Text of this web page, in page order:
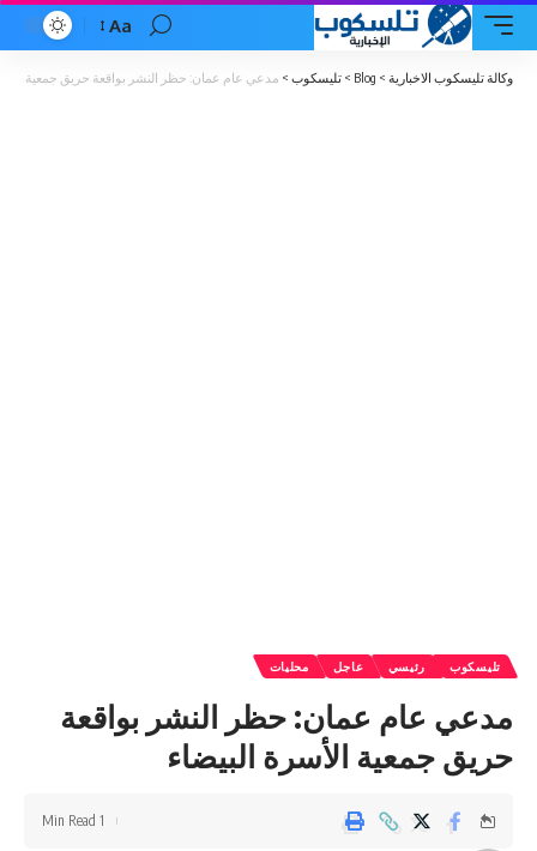
Font
Resizer
Aa
وكالة تليسكوب الاخبارية >
Blog
> تليسكوب > مدعي عام عمان: حظر النشر بواقعة حريق جمعية
تليسكوب رئيسي عاجل محليات
مدعي عام عمان: حظر النشر بواقعة
حريق جمعية الأسرة البيضاء
1 Min Read